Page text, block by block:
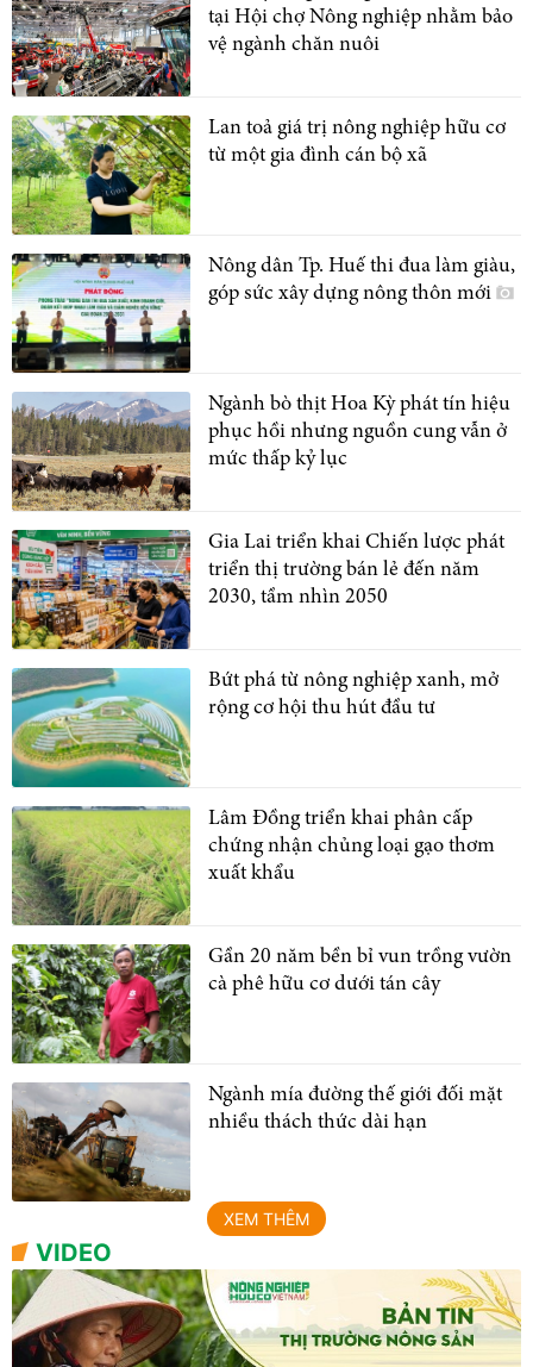
tại Hội chợ Nông nghiệp nhằm bảo
vệ ngành chăn nuôi
Lan toả giá trị nông nghiệp hữu cơ
từ một gia đình cán bộ xã
Nông dân Tp. Huế thi đua làm giàu,
góp sức xây dựng nông thôn mới
Ngành bò thịt Hoa Kỳ phát tín hiệu
phục hồi nhưng nguồn cung vẫn ở
mức thấp kỷ lục
Gia Lai triển khai Chiến lược phát
triển thị trường bán lẻ đến năm
2030, tầm nhìn 2050
Bứt phá từ nông nghiệp xanh, mở
rộng cơ hội thu hút đầu tư
Lâm Đồng triển khai phân cấp
chứng nhận chủng loại gạo thơm
xuất khẩu
Gần 20 năm bền bỉ vun trồng vườn
cà phê hữu cơ dưới tán cây
Ngành mía đường thế giới đối mặt
nhiều thách thức dài hạn
XEM THÊM
VIDEO